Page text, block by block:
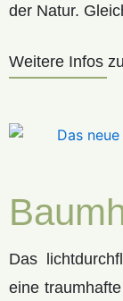
der Natur.
Weitere Infos
Das
eine